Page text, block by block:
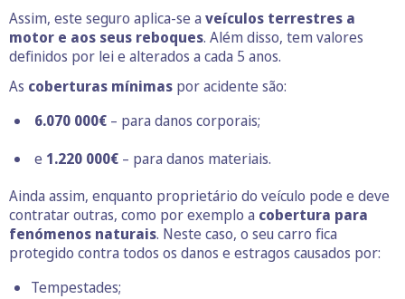
Assim, este seguro aplica-se a veículos terrestres a
motor e aos seus reboques. Além disso, tem valores
definidos por lei e alterados a cada 5 anos.
As coberturas mínimas por acidente são:
6.070 000€ – para danos corporais;
e 1.220 000€ – para danos materiais.
Ainda assim, enquanto proprietário do veículo pode e deve
contratar outras, como por exemplo a cobertura para
fenómenos naturais. Neste caso, o seu carro fica
protegido contra todos os danos e estragos causados por:
Tempestades;